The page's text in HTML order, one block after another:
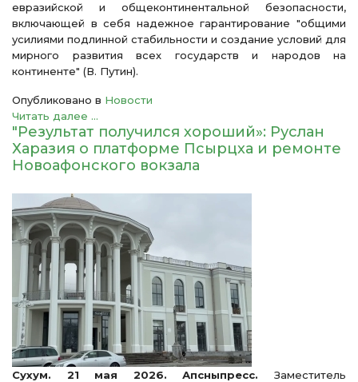
евразийской и общеконтинентальной безопасности,
включающей в себя надежное гарантирование "общими
усилиями подлинной стабильности и создание условий для
мирного развития всех государств и народов на
континенте" (В. Путин).
Опубликовано в Новости
Читать далее ...
"Результат получился хороший»: Руслан
Харазия о платформе Псырцха и ремонте
Новоафонского вокзала
Сухум. 21 мая 2026. Апсныпресс. Заместитель